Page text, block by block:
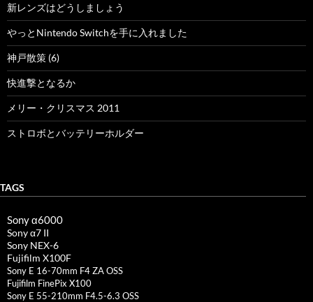
新レンズはどうしましょう
やっとNintendo Switchを手に入れました
神戸散策 (6)
快進撃となるか
メリー・クリスマス 2011
ストロボとバッテリーホルダー
TAGS
Sony α6000
Sony α7 II
Sony NEX-6
Fujifilm X100F
Sony E 16-70mm F4 ZA OSS
Fujifilm FinePix X100
Sony E 55-210mm F4.5-6.3 OSS